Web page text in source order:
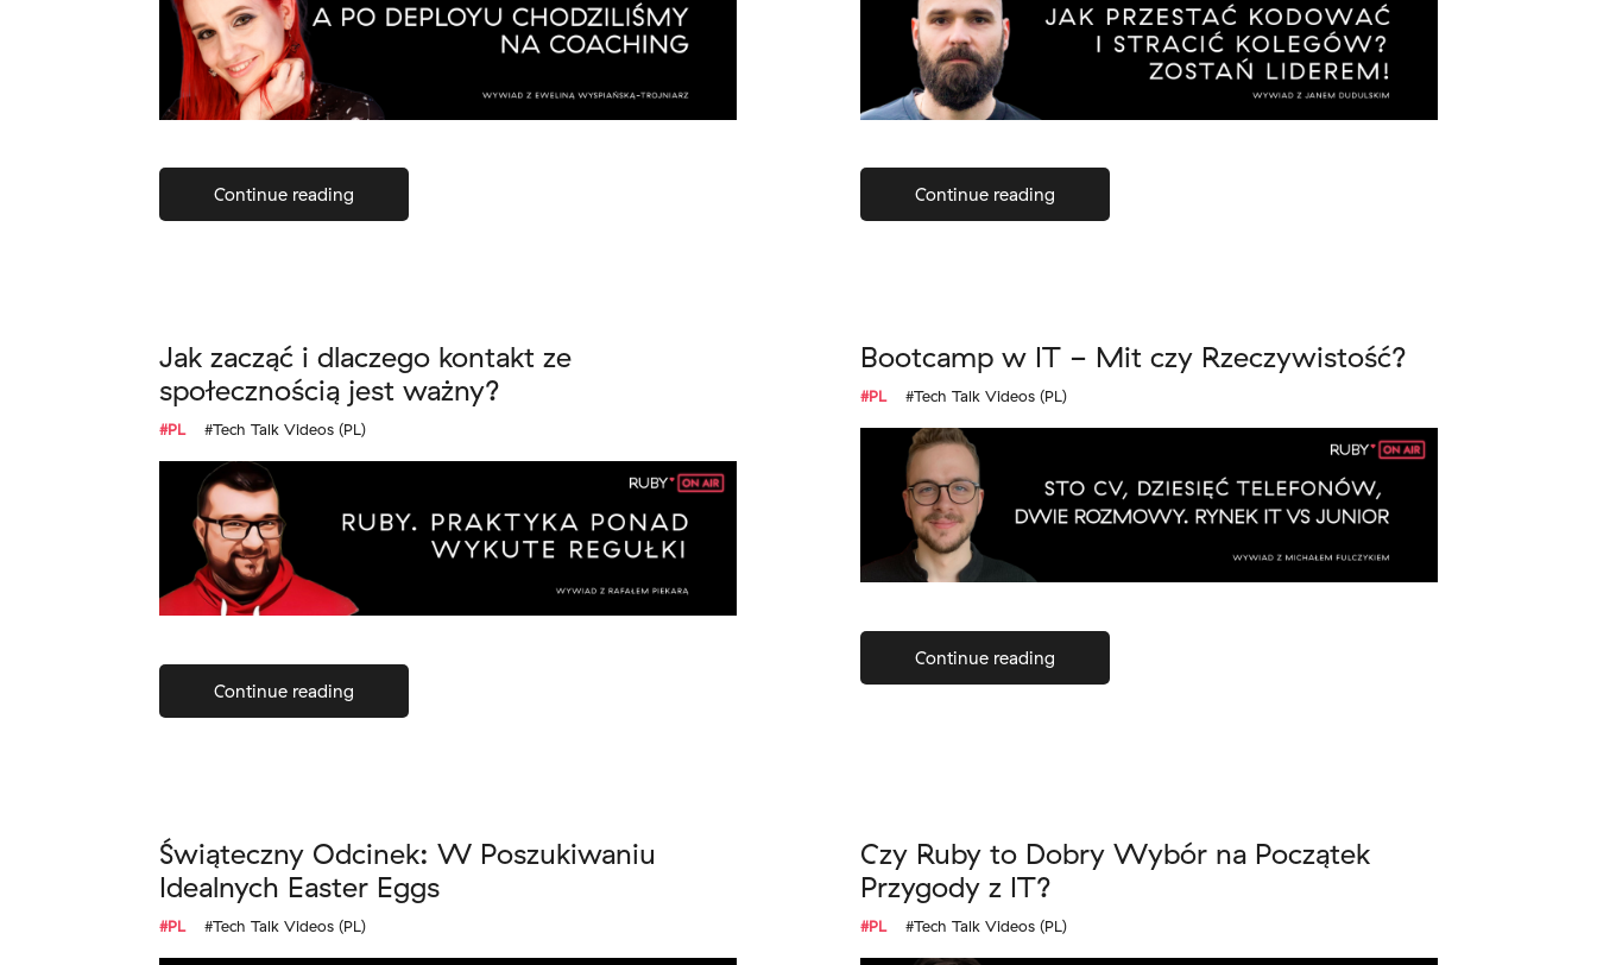
Continue reading Continue reading
Jak zacząć i dlaczego kontakt ze
społecznością jest ważny?
#PL #Tech Talk Videos (PL)
Continue reading
Bootcamp w IT - Mit czy Rzeczywistość?
#PL #Tech Talk Videos (PL)
Continue reading
Świąteczny Odcinek: W Poszukiwaniu
Idealnych Easter Eggs
#PL #Tech Talk Videos (PL)
Czy Ruby to Dobry Wybór na Początek
Przygody z IT?
#PL #Tech Talk Videos (PL)